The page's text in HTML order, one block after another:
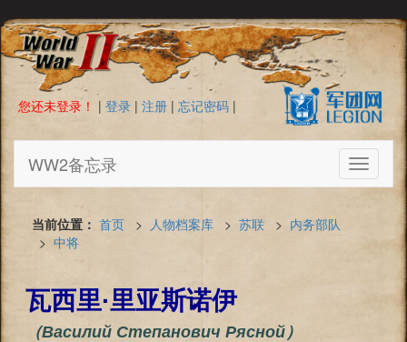
您还未登录！ | 登录 | 注册 | 忘记密码 |
Toggle
WW2备忘录
当前位置： 首页 > 人物档案库 > 苏联 > 内务部队
> 中将
瓦西里·里亚斯诺伊
（Василий Степанович Рясной）